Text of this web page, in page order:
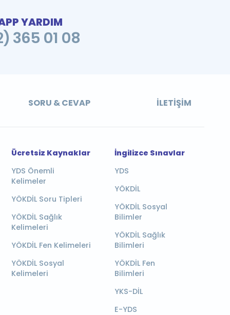
YARDIM
365 01 08
SORU & CEVAP İLETIŞIM
Ücretsiz Kaynaklar
YDS Önemli
Kelimeler
YÖKDİL Soru Tipleri
YÖKDİL Sağlık
Kelimeleri
YÖKDİL Fen Kelimeleri
YÖKDİL Sosyal
Kelimeleri
İngilizce Sınavlar
YDS
YÖKDİL
YÖKDİL Sosyal
Bilimler
YÖKDİL Sağlık
Bilimleri
YÖKDİL Fen
Bilimleri
YKS-DİL
E-YDS